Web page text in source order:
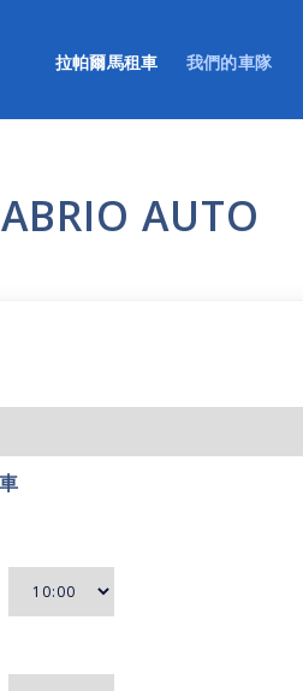
拉帕爾馬租車 我們的車隊
AUTO